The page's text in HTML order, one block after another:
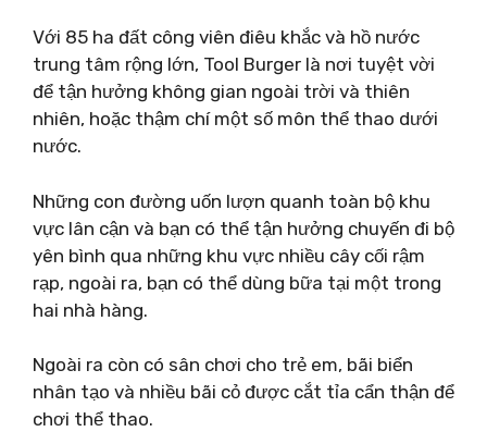
Với 85 ha đất công viên điêu khắc và hồ nước
trung tâm rộng lớn, Tool Burger là nơi tuyệt vời
để tận hưởng không gian ngoài trời và thiên
nhiên, hoặc thậm chí một số môn thể thao dưới
nước.
Những con đường uốn lượn quanh toàn bộ khu
vực lân cận và bạn có thể tận hưởng chuyến đi bộ
yên bình qua những khu vực nhiều cây cối rậm
rạp, ngoài ra, bạn có thể dùng bữa tại một trong
hai nhà hàng.
Ngoài ra còn có sân chơi cho trẻ em, bãi biển
nhân tạo và nhiều bãi cỏ được cắt tỉa cẩn thận để
chơi thể thao.